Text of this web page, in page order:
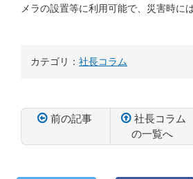
メラの設置等に利用可能で、災害時に
カテゴリ： 社長コラム
前の記事
社長コラム
の一覧へ